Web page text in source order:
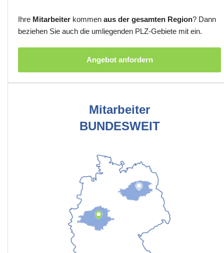
Ihre Mitarbeiter kommen aus der gesamten Region? Dann
beziehen Sie auch die umliegenden PLZ-Gebiete mit ein.
Angebot anfordern
Mitarbeiter
BUNDESWEIT